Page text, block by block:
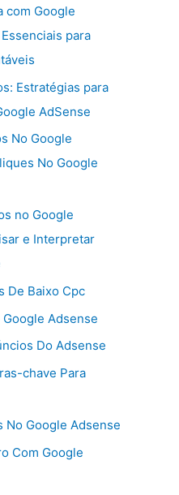
com Google
para
Estratégias para
AdSense
No Google
No Google
no Google
e Interpretar
De Baixo Cpc
Adsense
Do Adsense
chave Para
No Google Adsense
Com Google